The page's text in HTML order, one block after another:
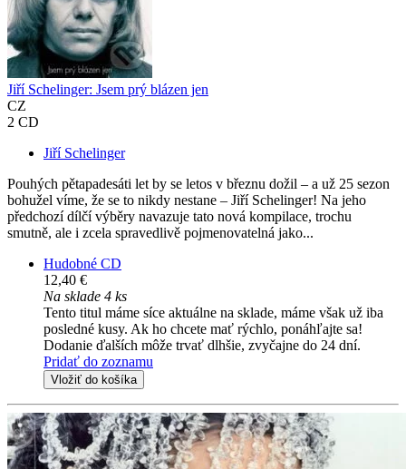
Jiří Schelinger: Jsem prý blázen jen
CZ
2 CD
Jiří Schelinger
Pouhých pětapadesáti let by se letos v březnu dožil – a už 25 sezon
bohužel víme, že se to nikdy nestane – Jiří Schelinger! Na jeho
předchozí dílčí výběry navazuje tato nová kompilace, trochu
smutně, ale i zcela spravedlivě pojmenovatelná jako...
Hudobné CD
12,40 €
Na sklade 4 ks
Tento titul máme síce aktuálne na sklade, máme však už iba
posledné kusy. Ak ho chcete mať rýchlo, ponáhľajte sa!
Dodanie ďalších môže trvať dlhšie, zvyčajne do 24 dní.
Pridať do zoznamu
Vložiť do košíka